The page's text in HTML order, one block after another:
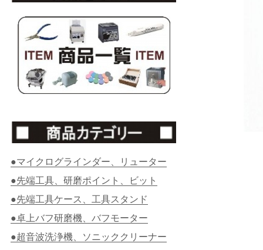
●マイクログラインダー、リューター
●先端工具、研磨ポイント、ビット
●先端工具ケース、工具スタンド
●卓上バフ研磨機、バフモーター
●超音波洗浄機、ソニッククリーナー